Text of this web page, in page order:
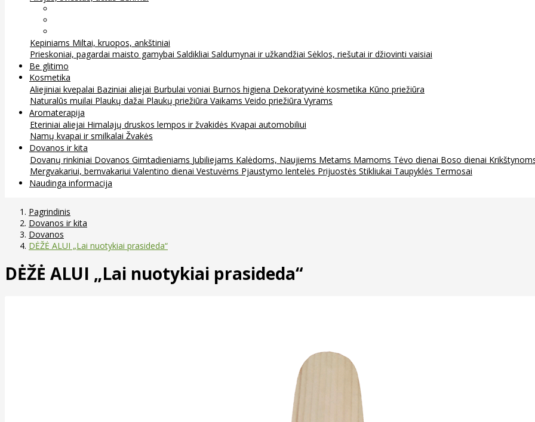
Kepiniams Miltai, kruopos, ankštiniai
Prieskoniai, pagardai maisto gamybai Saldikliai Saldumynai ir užkandžiai Sėklos, riešutai ir džiovinti vaisiai
Be glitimo
Kosmetika
Aliejiniai kvepalai Baziniai aliejai Burbulai voniai Burnos higiena Dekoratyvinė kosmetika Kūno priežiūra
Naturalūs muilai Plaukų dažai Plaukų priežiūra Vaikams Veido priežiūra Vyrams
Aromaterapija
Eteriniai aliejai Himalajų druskos lempos ir žvakidės Kvapai automobiliui
Namų kvapai ir smilkalai Žvakės
Dovanos ir kita
Dovanų rinkiniai Dovanos Gimtadieniams Jubiliejams Kalėdoms, Naujiems Metams Mamoms Tėvo dienai Boso dienai
Mergvakariui, bernvakariui Valentino dienai Vestuvėms Pjaustymo lentelės Prijuostės Stikliukai Taupyklės Termosai
Naudinga informacija
Pagrindinis
Dovanos ir kita
Dovanos
DĖŽĖ ALUI „Lai nuotykiai prasideda“
DĖŽĖ ALUI „Lai nuotykiai prasideda“